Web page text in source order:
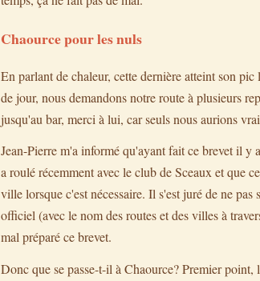
Chaource pour les nuls
En parlant de chaleur, cette dernière atteint son
de jour, nous demandons notre route à plusieurs
jusqu'au bar, merci à lui, car seuls nous aurions
Jean-Pierre m'a informé qu'ayant fait ce brevet il y
a roulé récemment avec le club de Sceaux et que
ville lorsque c'est nécessaire. Il s'est juré de ne
officiel (avec le nom des routes et des villes à
mal préparé ce brevet.
Donc que se passe-t-il à Chaource? Premier